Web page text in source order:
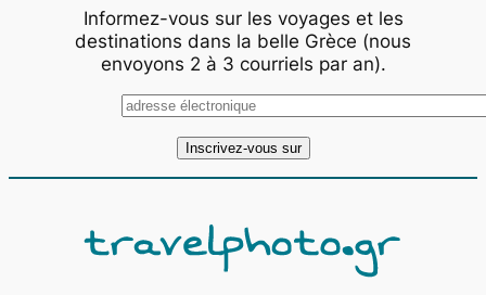
Informez-vous sur les voyages et les
destinations dans la belle Grèce (nous
envoyons 2 à 3 courriels par an).